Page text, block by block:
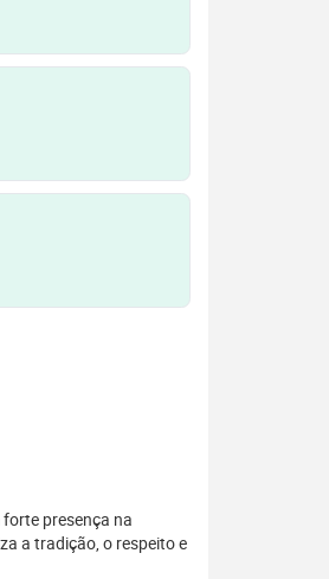
presença na
a tradição, o respeito e